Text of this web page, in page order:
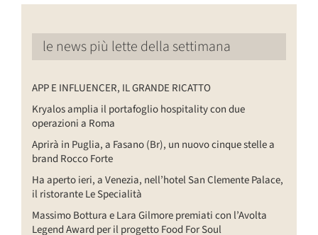
le news più lette della settimana
APP E INFLUENCER, IL GRANDE RICATTO
Kryalos amplia il portafoglio hospitality con due
operazioni a Roma
Aprirà in Puglia, a Fasano (Br), un nuovo cinque stelle a
brand Rocco Forte
Ha aperto ieri, a Venezia, nell’hotel San Clemente Palace,
il ristorante Le Specialità
Massimo Bottura e Lara Gilmore premiati con l’Avolta
Legend Award per il progetto Food For Soul